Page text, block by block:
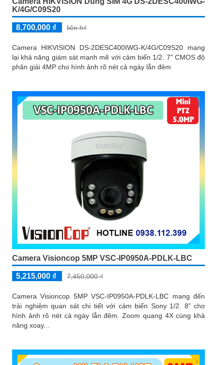
K/4G/C09S20
8,700,000 ₫ liên h₫
Camera HIKVISION DS-2DESC400IWG-K/4G/C09S20 mang
lại khả năng giám sát mạnh mẽ với cảm biến 1/2. 7" CMOS độ
phân giải 4MP cho hình ảnh rõ nét cả ngày lẫn đêm
Camera Visioncop 5MP VSC-IP0950A-PDLK-LBC
5,215,000 ₫ 7,450,000 ₫
Camera Visioncop 5MP VSC-IP0950A-PDLK-LBC mang đến
trải nghiệm quan sát chi tiết với cảm biến Sony 1/2. 8” cho
hình ảnh rõ nét cả ngày lẫn đêm. Zoom quang 4X cùng khả
năng xoay...